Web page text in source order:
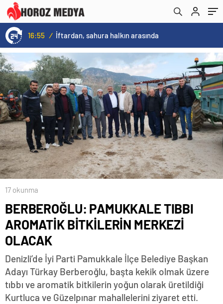
16:55 / İftardan, sahura halkın arasında
17 okunma
BERBEROĞLU: PAMUKKALE TIBBI
AROMATİK BİTKİLERİN MERKEZİ
OLACAK
Denizli’de İyi Parti Pamukkale İlçe Belediye Başkan
Adayı Türkay Berberoğlu, başta kekik olmak üzere
tıbbı ve aromatik bitkilerin yoğun olarak üretildiği
Kurtluca ve Güzelpınar mahallelerini ziyaret etti.